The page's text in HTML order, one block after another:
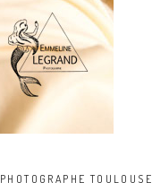
PHOTOGRAPHE TOULOUSE